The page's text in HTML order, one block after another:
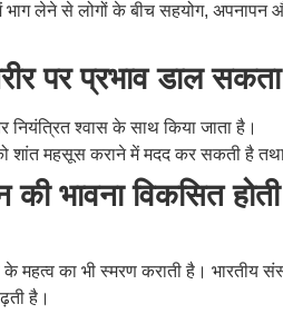
में भाग लेने से लोगों के बीच सहयोग,
पर प्रभाव डाल
नियंत्रित श्वास के साथ किया जाता है।
शांत महसूस कराने में मदद कर सकती है
भावना विकसित
महत्व का भी स्मरण कराती है। भारतीय
है।